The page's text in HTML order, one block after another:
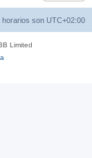
horarios son UTC+02:00
Limited